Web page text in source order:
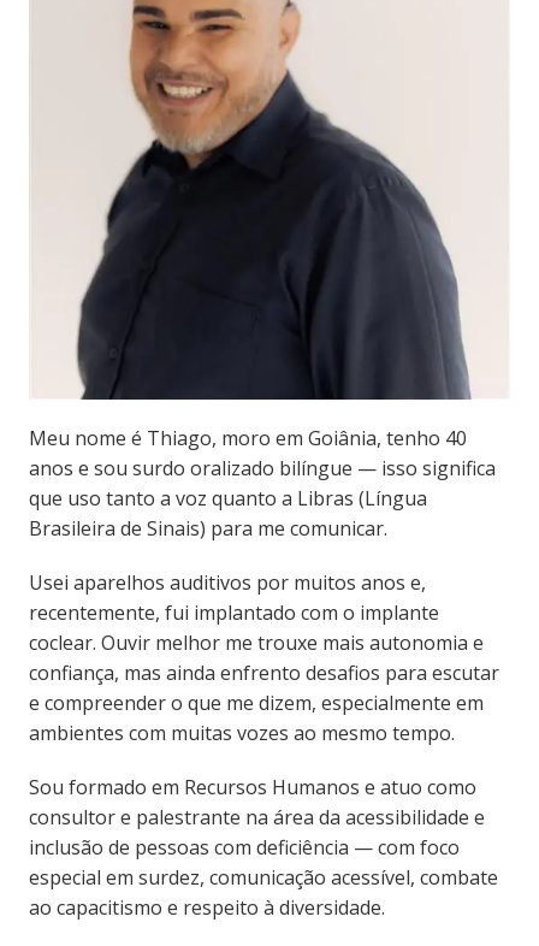
Meu nome é Thiago, moro em Goiânia, tenho 40
anos e sou surdo oralizado bilíngue — isso significa
que uso tanto a voz quanto a Libras (Língua
Brasileira de Sinais) para me comunicar.
Usei aparelhos auditivos por muitos anos e,
recentemente, fui implantado com o implante
coclear. Ouvir melhor me trouxe mais autonomia e
confiança, mas ainda enfrento desafios para escutar
e compreender o que me dizem, especialmente em
ambientes com muitas vozes ao mesmo tempo.
Sou formado em Recursos Humanos e atuo como
consultor e palestrante na área da acessibilidade e
inclusão de pessoas com deficiência — com foco
especial em surdez, comunicação acessível, combate
ao capacitismo e respeito à diversidade.